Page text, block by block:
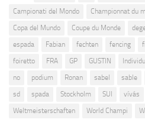
Campionati del Mondo
Championnat du
Copa del Mundo
Coupe du Monde
espada
Fabian fechten fencing
foiretto
FRA GP GUSTIN
no
podium Ronan sabel sable
sd
spada Stockholm SUI vívás
Weltmeisterschaften
World Champi